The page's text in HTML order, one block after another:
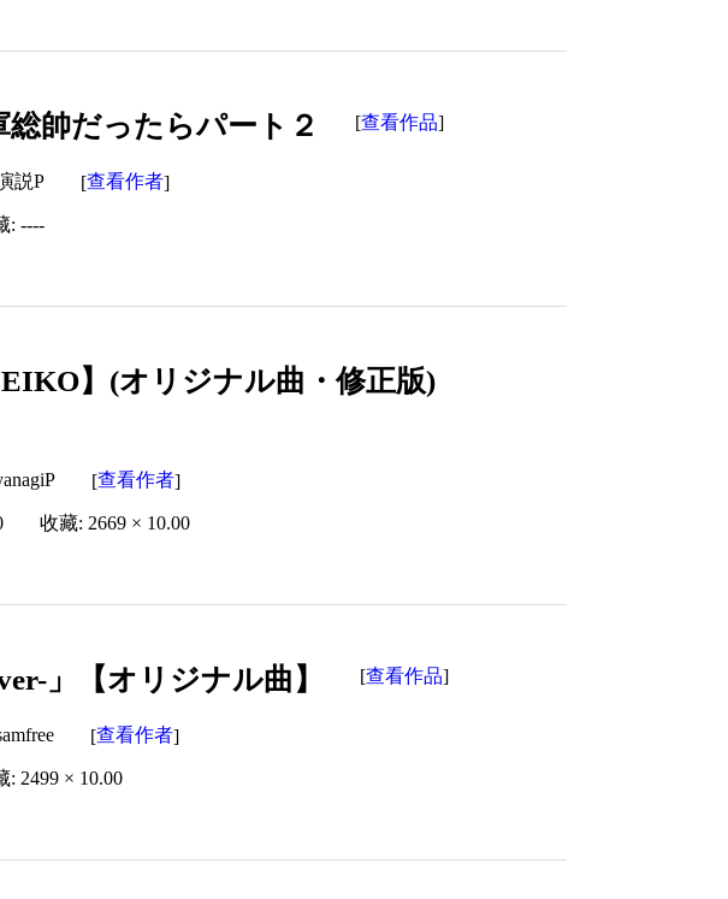
帥だったらパート２ [查看作品]
説P [查看作者]
: ----
】(オリジナル曲・修正版)
[查看作者]
收藏: 2669 × 10.00
」【オリジナル曲】 [查看作品]
[查看作者]
: 2499 × 10.00